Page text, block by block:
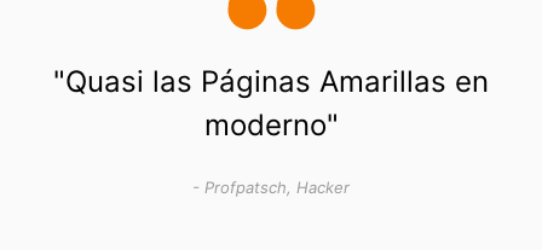
"Quasi las Páginas Amarillas en
moderno"
- Profpatsch, Hacker